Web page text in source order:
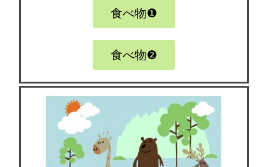
食べ物❶
食べ物❷